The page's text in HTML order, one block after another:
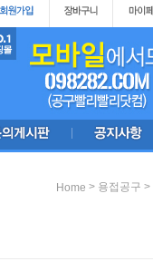
Home > 용접공구 >